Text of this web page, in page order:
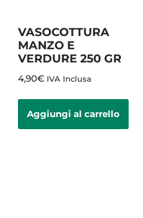
VASOCOTTURA
MANZO E
VERDURE 250 GR
4,90€ IVA Inclusa
Aggiungi al carrello